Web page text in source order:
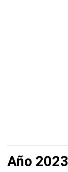
Año 2023